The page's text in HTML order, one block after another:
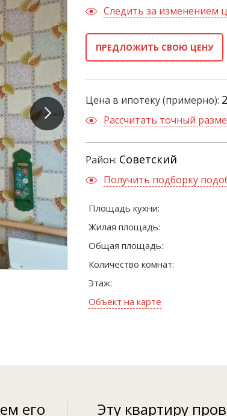
Следить за изменением
ПРЕДЛОЖИТЬ СВОЮ ЦЕНУ
Цена в ипотеку (примерно):
Рассчитать точный
Район: Советский
Получить подборку
Площадь кухни:
Жилая площадь:
Общая площадь:
Количество комнат:
Этаж:
Объект на карте
его Эту квартиру